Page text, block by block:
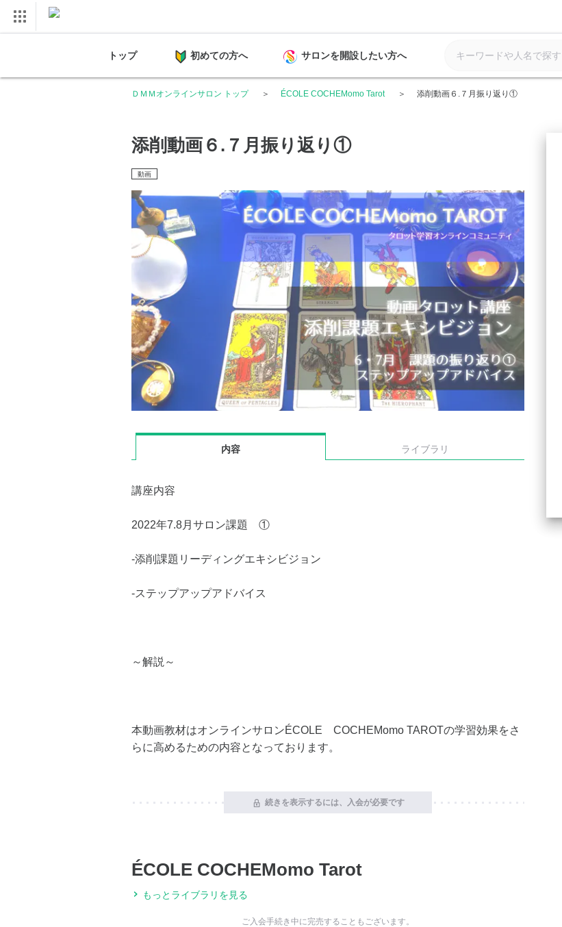
トップ 初めての方へ サロンを開設したい方へ
ＤＭＭオンラインサロン トップ ÉCOLE COCHEMomo Tarot 添削動画６.７月振り返り①
添削動画６.７月振り返り①
動画
内容 ライブラリ
講座内容
2022年7.8月サロン課題 ①
-添削課題リーディングエキシビジョン
-ステップアップアドバイス
～解説～
本動画教材はオンラインサロンÉCOLE COCHEMomo TAROTの学習効果をさ
らに高めるための内容となっております。
続きを表示するには、入会が必要です
ÉCOLE COCHEMomo Tarot
もっとライブラリを見る
ご入会手続き中に完売することもございます。